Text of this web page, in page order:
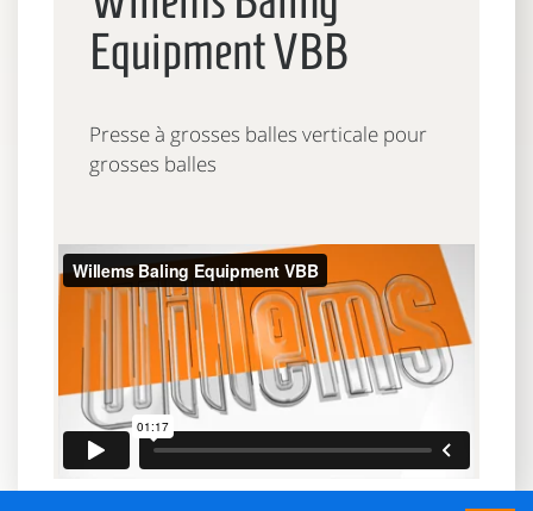
Equipment VBB
Presse à grosses balles verticale pour
grosses balles